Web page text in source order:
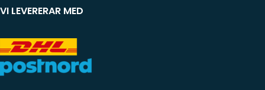
VI LEVERERAR MED